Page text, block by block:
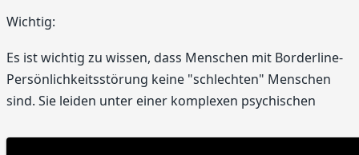
Wichtig:
Es ist wichtig zu wissen, dass Menschen mit Borderline-
Persönlichkeitsstörung keine "schlechten" Menschen
sind. Sie leiden unter einer komplexen psychischen